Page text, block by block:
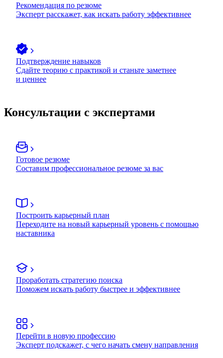
Рекомендация по резюме
Эксперт расскажет, как искать работу эффективнее
Подтверждение навыков
Сдайте теорию с практикой и станьте заметнее
и ценнее
Консультации с экспертами
Готовое резюме
Составим профессиональное резюме за вас
Построить карьерный план
Переходите на новый карьерный уровень с помощью
наставника
Проработать стратегию поиска
Поможем искать работу быстрее и эффективнее
Перейти в новую профессию
Эксперт подскажет, с чего начать смену направления